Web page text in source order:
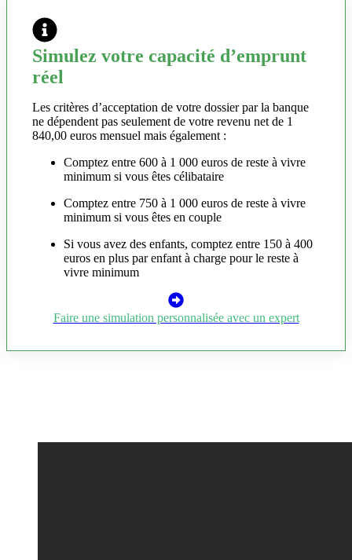
Simulez votre capacité d’emprunt
réel
Les critères d’acceptation de votre dossier par la banque
ne dépendent pas seulement de votre revenu net de 1
840,00 euros mensuel mais également :
Comptez entre 600 à 1 000 euros de reste à vivre
minimum si vous êtes célibataire
Comptez entre 750 à 1 000 euros de reste à vivre
minimum si vous êtes en couple
Si vous avez des enfants, comptez entre 150 à 400
euros en plus par enfant à charge pour le reste à
vivre minimum
Faire une simulation personnalisée avec un expert